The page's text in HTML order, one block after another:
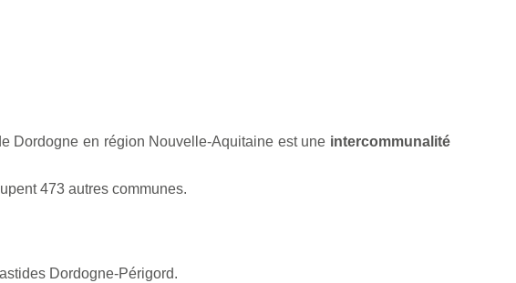
Dordogne en région Nouvelle-Aquitaine est une intercommunalité
473 autres communes.
Dordogne-Périgord.